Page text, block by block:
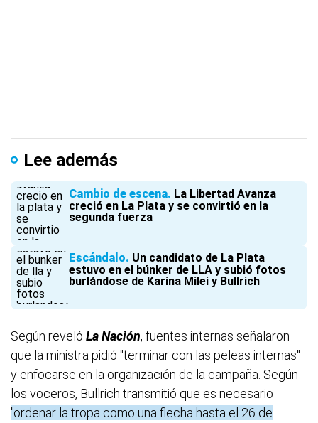
Lee además
Cambio de escena La Libertad Avanza
creció en La Plata y se convirtió en la
segunda fuerza
Escándalo Un candidato de La Plata
estuvo en el búnker de LLA y subió fotos
burlándose de Karina Milei y Bullrich
Según reveló La Nación, fuentes internas señalaron
que la ministra pidió "terminar con las peleas internas"
y enfocarse en la organización de la campaña. Según
los voceros, Bullrich transmitió que es necesario
"ordenar la tropa como una flecha hasta el 26 de